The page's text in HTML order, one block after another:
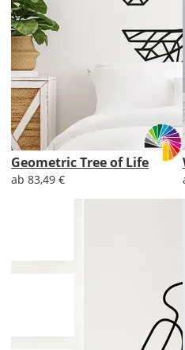
Geometric Tree of Life
ab 83,49 €